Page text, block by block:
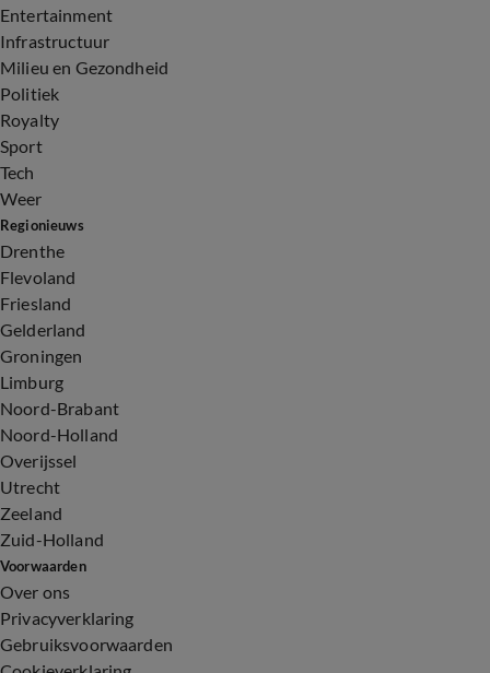
Entertainment
Infrastructuur
Milieu en Gezondheid
Politiek
Royalty
Sport
Tech
Weer
Regionieuws
Drenthe
Flevoland
Friesland
Gelderland
Groningen
Limburg
Noord-Brabant
Noord-Holland
Overijssel
Utrecht
Zeeland
Zuid-Holland
Voorwaarden
Over ons
Privacyverklaring
Gebruiksvoorwaarden